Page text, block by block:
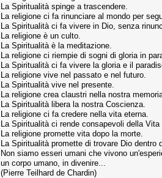
La Spiritualità spinge a trascendere.
La religione ci fa rinunciare al mondo per
La Spiritualità ci fa vivere in Dio, senza
La religione è un culto.
La Spiritualità è la meditazione.
La religione ci riempie di sogni di gloria in
La Spiritualità ci fa vivere la gloria e il
La religione vive nel passato e nel futuro.
La Spiritualità vive nel presente.
La religione crea claustri nella nostra
La Spiritualità libera la nostra Coscienza.
La religione ci fa credere nella vita eterna.
La Spiritualità ci rende consapevoli della Vita
La religione promette vita dopo la morte.
La Spiritualità promette di trovare Dio dentro
Non siamo esseri umani che vivono
un corpo umano, in divenire...
(Pierre Teilhard de Chardin)